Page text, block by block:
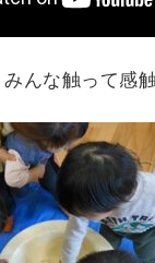
んな触って感